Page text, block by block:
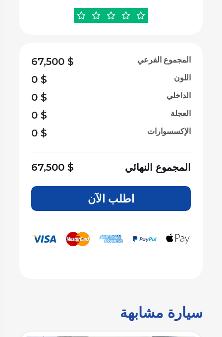
المجموع الفرعي $
67,500
اللون $
0
الداخلي $
0
العجلة $
0
الإكسسوارات $
0
المجموع النهائي $
67,500
اطلب الآن
سيارة مشابهة